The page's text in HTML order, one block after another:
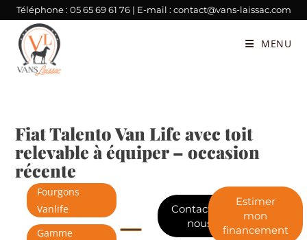
Téléphone : 05 65 69 61 76| E-mail : contact@vans-laissac.com
MENU
Fiat Talento Van Life avec toit
relevable à équiper – occasion
récente
Fourgons
Vanlife
Gamme
Contactez-
nous
Estimer
mon
financement